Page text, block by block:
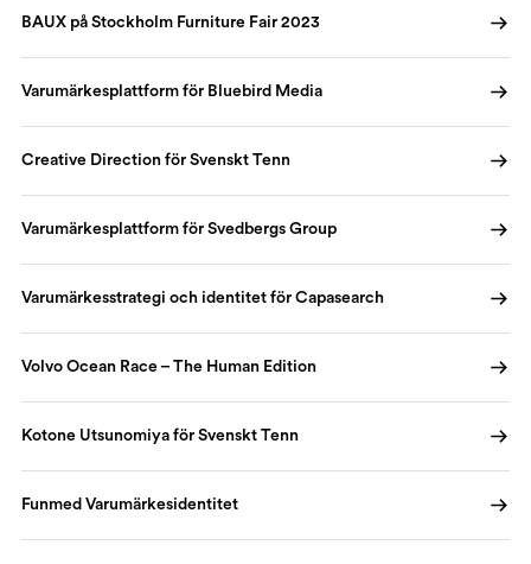
BAUX på Stockholm Furniture Fair 2023
Varumärkesplattform för Bluebird Media
Creative Direction för Svenskt Tenn
Varumärkesplattform för Svedbergs Group
Varumärkesstrategi och identitet för Capasearch
Volvo Ocean Race – The Human Edition
Kotone Utsunomiya för Svenskt Tenn
Funmed Varumärkesidentitet